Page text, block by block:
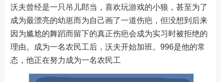
沃夫曾经是一只吊儿郎当，喜欢玩游戏的小狼，甚至为了
成为最漂亮的幼崽而为自己画了一道伤疤，但没想到后来
因为尴尬的舞蹈而留下的真正伤疤会成为实习时被拒绝的
理由。成为一名农民工后，沃夫开始加班。996是他的常
态，他正在努力成为一名农民工